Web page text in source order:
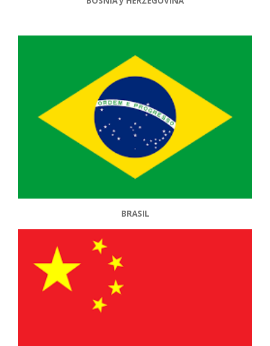
BRASIL